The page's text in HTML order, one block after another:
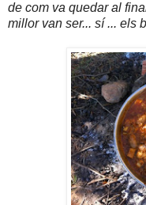
de com va quedar al
millor van ser... sí ... els